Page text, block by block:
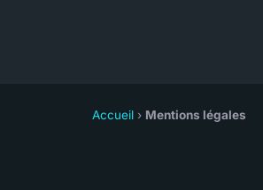
Accueil › Mentions légales